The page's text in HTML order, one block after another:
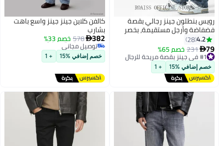
رويس بنطلون جينز رجالي بقصة
فضفاضة وأرجل مستقيمة، بخصر
مطاطي ورباط، بتصميم كلاسيكي
ممزق، مصنوع من قماش الدنيم
المغسول، بنطلون كارجو رجالي
كاجوال، بنمط عصري، الأزرق
4.2
28
79
231خصم 65% #1 في جينز بقصة مريحة للرجال
أقل سعر في 7 يوم
توصيل مجاني
#1 في جينز بقصة مريحة للرجال
خصم إضافي %15 + 1
كالفن كلاين جينز جينز واسع باهت
بشارب
382
578خصم 33%
أقل سعر في 7 يوم
توصيل مجاني
أقل سعر في 7 يوم
خصم إضافي %15 + 1